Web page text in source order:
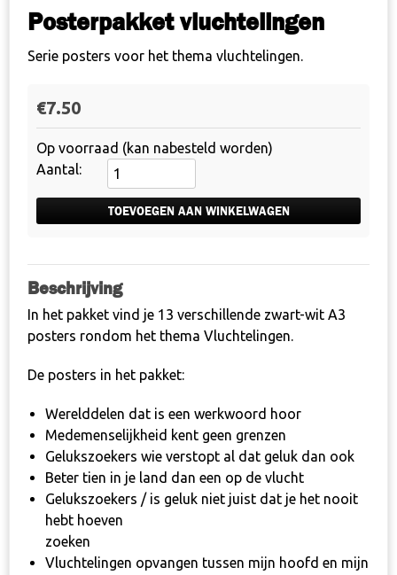
Posterpakket vluchtelingen
Serie posters voor het thema vluchtelingen.
€7.50
Op voorraad (kan nabesteld worden)
Posterpakket
vluchtelingen
aantal
TOEVOEGEN AAN WINKELWAGEN
Beschrijving
In het pakket vind je 13 verschillende zwart-wit A3
posters rondom het thema Vluchtelingen.
De posters in het pakket:
Werelddelen dat is een werkwoord hoor
Medemenselijkheid kent geen grenzen
Gelukszoekers wie verstopt al dat geluk dan ook
Beter tien in je land dan een op de vlucht
Gelukszoekers / is geluk niet juist dat je het nooit
hebt hoeven
zoeken
Vluchtelingen opvangen tussen mijn hoofd en mijn